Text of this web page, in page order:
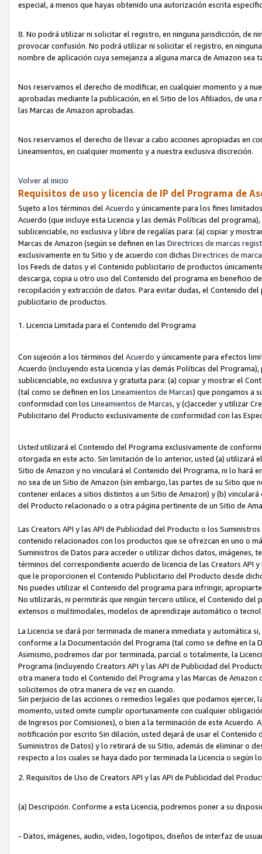
especial, a menos que hayas obtenido una autorización escrita
8. No podrá utilizar ni solicitar el registro, en ninguna jurisdicción, de
provocar confusión. No podrá utilizar ni solicitar el registro, en
nombre de aplicación cuya semejanza a alguna marca de Amazon
Nos reservamos el derecho de modificar, en cualquier momento y a
aprobadas mediante la publicación, en el Sitio de los Afiliados, de
las Marcas de Amazon aprobadas.
Nos reservamos el derecho de llevar a cabo acciones apropiadas en
Lineamientos, en cualquier momento y a nuestra exclusiva discreción.
Volver al inicio
Requisitos de uso y licencia de IP del Programa de
Sujeto a los términos del Acuerdo y únicamente para los fines
Acuerdo (que incluye esta Licencia y las demás Políticas del
sublicenciable, no exclusiva y libre de regalías para: (a) copiar y
Marcas de Amazon (según se definen en las Directrices de marcas
exclusivamente en tu Sitio y de acuerdo con dichas Directrices de
los Feeds de datos y el Contenido publicitario de productos
descarga, copia u otro uso del Contenido del programa en beneficio
recopilación y extracción de datos. Para evitar dudas, el Contenido
publicitario de productos.
1. Licencia Limitada para el Contenido del Programa
Con sujeción a los términos del Acuerdo y únicamente para efectos
Acuerdo (incluyendo esta Licencia y las demás Políticas del
sublicenciable, no exclusiva y gratuita para: (a) copiar y mostrar el
(tal como se definen en los Lineamientos de Marcas) que pongamos a
conformidad con los Lineamientos de Marcas, y (c)acceder y utilizar
Publicitario del Producto exclusivamente de conformidad con las
Usted utilizará el Contenido del Programa exclusivamente de
otorgada en este acto. Sin limitación de lo anterior, usted (a) utilizará
Sitio de Amazon y no vinculará el Contenido del Programa, ni lo hará
no sea de un Sitio de Amazon (sin embargo, las partes de su Sitio
contener enlaces a sitios distintos a un Sitio de Amazon) y (b)
del Producto relacionado o a otra página pertinente de un Sitio de
Las Creators API y las API de Publicidad del Producto o los
contenido relacionados con los productos que se ofrezcan en uno o
Suministros de Datos para acceder o utilizar dichos datos,
términos del correspondiente acuerdo de licencia de las Creators API
que le proporcionen el Contenido Publicitario del Producto desde
No puedes utilizar el Contenido del programa para infringir,
No utilizarás, ni permitirás que ningún tercero utilice, el Contenido
extensos o multimodales, modelos de aprendizaje automático o
La Licencia se dará por terminada de manera inmediata y automática
conforme a la Documentación del Programa (tal como se define en la
Asimismo, podremos dar por terminada, parcial o totalmente, la
Programa (incluyendo Creators API y las API de Publicidad del
otra manera todo el Contenido del Programa y las Marcas de
solicitemos de otra manera de vez en cuando.
Sin perjuicio de las acciones o remedios legales que podamos
momento, usted omite cumplir oportunamente con cualquier
de Ingresos por Comisiones), o bien a la terminación de este
notificación por escrito Sin dilación, usted dejará de usar el
Suministros de Datos) y lo retirará de su Sitio, además de eliminar o
respecto a los cuales se haya dado por terminada la Licencia o según
2. Requisitos de Uso de Creators API y las API de Publicidad del
(a) Descripción. Conforme a esta Licencia, podremos poner a su
- Datos, imágenes, audio, video, logotipos, diseños de interfaz de